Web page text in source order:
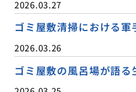
2026.03.27
ゴミ屋敷清掃における
2026.03.26
ゴミ屋敷の風呂場が語